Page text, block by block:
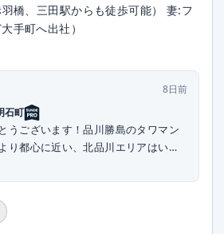
橋、三田駅からも徒歩可能） 妻:フ
手町へ出社）
8日前
石町
うございます！品川勝島のタワマン
り都心に近い、北品川エリアはいか